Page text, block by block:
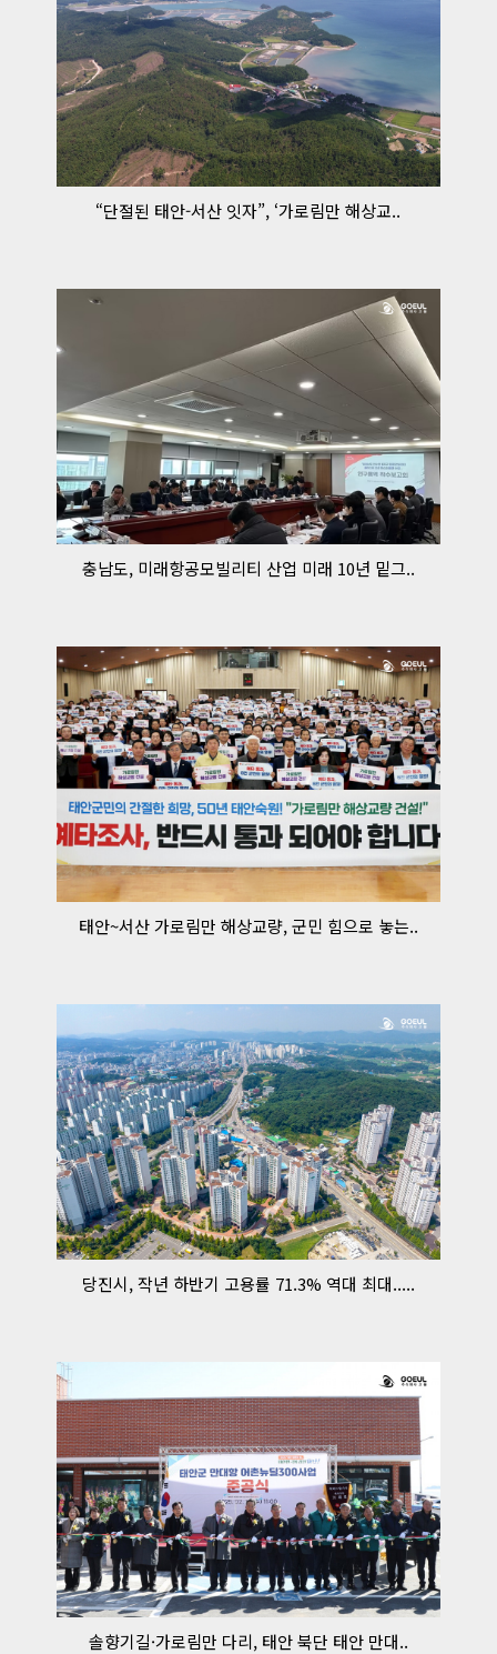
“단절된 태안-서산 잇자”, ‘가로림만 해상교..
충남도, 미래항공모빌리티 산업 미래 10년 밑그..
태안~서산 가로림만 해상교량, 군민 힘으로 놓는..
당진시, 작년 하반기 고용률 71.3% 역대 최대.....
솔향기길·가로림만 다리, 태안 북단 태안 만대..